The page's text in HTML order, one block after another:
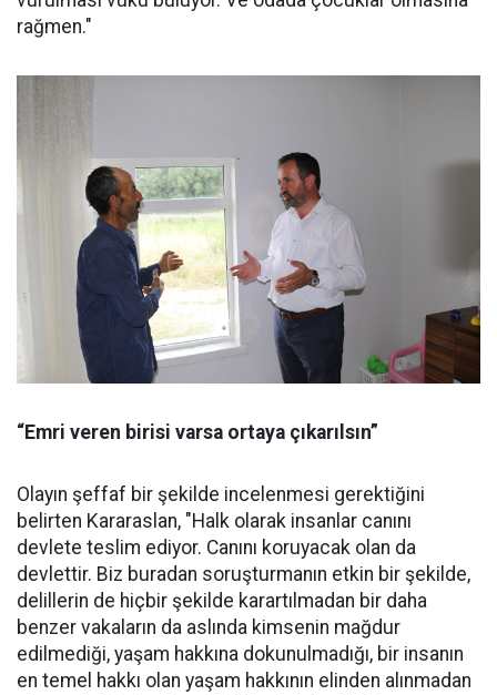
rağmen."
“Emri veren birisi varsa ortaya çıkarılsın”
Olayın şeffaf bir şekilde incelenmesi gerektiğini
belirten Kararaslan, "Halk olarak insanlar canını
devlete teslim ediyor. Canını koruyacak olan da
devlettir. Biz buradan soruşturmanın etkin bir şekilde,
delillerin de hiçbir şekilde karartılmadan bir daha
benzer vakaların da aslında kimsenin mağdur
edilmediği, yaşam hakkına dokunulmadığı, bir insanın
en temel hakkı olan yaşam hakkının elinden alınmadan